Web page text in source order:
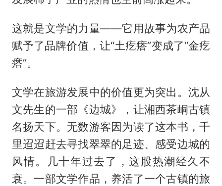
这就是文学的力量——它用故事为农产品
赋予了品牌价值，让“土疙瘩”变成了“金疙
瘩”。
文学在旅游发展中的价值更为突出。沈从
文先生的一部《边城》，让湘西茶峒古镇
名扬天下。无数游客因为读了这本书，千
里迢迢赶去寻找翠翠的足迹、感受边城的
风情。几十年过去了，这股热潮经久不
衰。一部文学作品，养活了一个古镇的旅